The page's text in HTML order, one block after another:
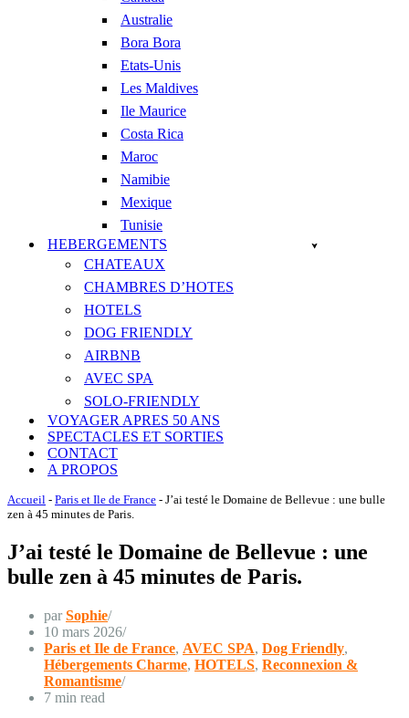
Australie
Bora Bora
Etats-Unis
Les Maldives
Ile Maurice
Costa Rica
Maroc
Namibie
Mexique
Tunisie
HEBERGEMENTS
CHATEAUX
CHAMBRES D’HOTES
HOTELS
DOG FRIENDLY
AIRBNB
AVEC SPA
SOLO-FRIENDLY
VOYAGER APRES 50 ANS
SPECTACLES ET SORTIES
CONTACT
A PROPOS
Accueil - Paris et Ile de France - J’ai testé le Domaine de Bellevue : une bulle
zen à 45 minutes de Paris.
J’ai testé le Domaine de Bellevue : une
bulle zen à 45 minutes de Paris.
parSophie
10 mars 2026
Paris et Ile de France, AVEC SPA, Dog Friendly,
Hébergements Charme, HOTELS, Reconnexion &
Romantisme
7 min read